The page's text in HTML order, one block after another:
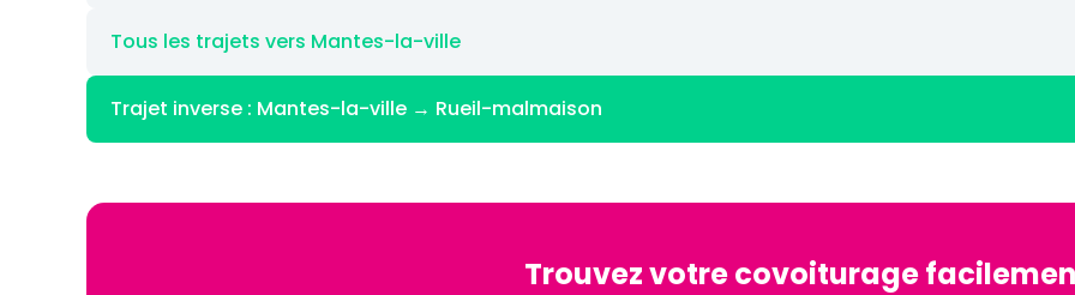
Tous les trajets vers Mantes-la-ville
Trajet inverse : Mantes-la-ville → Rueil-malmaison
Trouvez votre covoiturage